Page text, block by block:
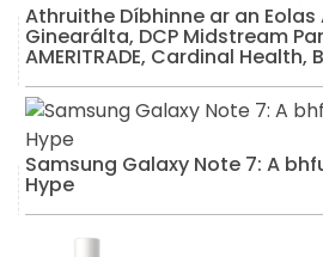
Athruithe Díbhinne ar an
Ginearálta, DCP Midstream
AMERITRADE, Cardinal Health,
Samsung Galaxy Note 7: A
Hype